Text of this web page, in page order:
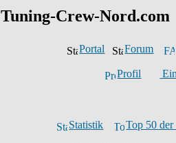
Tuning-Crew-Nord.com
Portal Forum
Profil
Statistik Top 50